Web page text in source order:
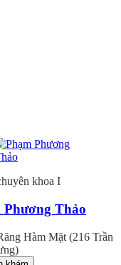
khoa I
Phương Thảo
Hàm Mặt (216 Trần